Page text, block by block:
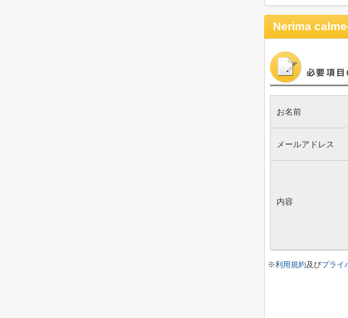
Nerima calme
お名前
メールアドレス
内容
※利用規約及びプライ